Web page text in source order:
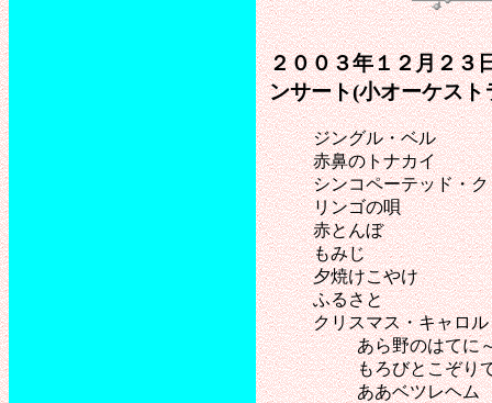
２００３年１２月２３
ンサート(小オーケスト
ジングル・ベル
赤鼻のトナカイ
シンコペーテッド・
リンゴの唄
赤とんぼ
もみじ
夕焼けこやけ
ふるさと
クリスマス・キャロ
あら野のはてに
もろびとこぞり
ああベツレヘム